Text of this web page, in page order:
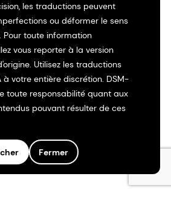
les traductions peuvent
ou déformer le sens
Pour toute information
vous reporter à la version
Utilisez les traductions
à votre entière discrétion. DSM-
toute responsabilité quant aux
pouvant résulter de ces
Fermer